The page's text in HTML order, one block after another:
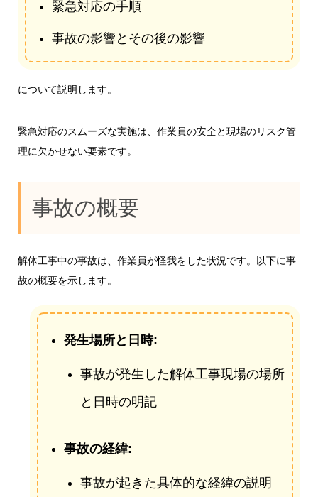
緊急対応の手順
事故の影響とその後の影響
について説明します。
緊急対応のスムーズな実施は、作業員の安全と現場のリスク管
理に欠かせない要素です。
事故の概要
解体工事中の事故は、作業員が怪我をした状況です。以下に事
故の概要を示します。
発生場所と日時:
事故が発生した解体工事現場の場所
と日時の明記
事故の経緯:
事故が起きた具体的な経緯の説明